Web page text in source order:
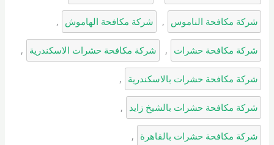
شركة مكافحة الناموس , شركة مكافحة الهاموش ,
شركة مكافحة حشرات , شركة مكافحة حشرات الاسكندرية ,
شركة مكافحة حشرات بالاسكندرية ,
شركة مكافحة حشرات بالشيخ زايد ,
شركة مكافحة حشرات بالقاهرة ,